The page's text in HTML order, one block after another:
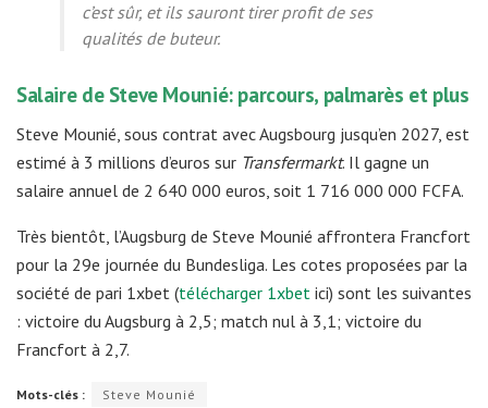
c’est sûr, et ils sauront tirer profit de ses
qualités de buteur.
Salaire de Steve Mounié: parcours, palmarès et plus
Steve Mounié, sous contrat avec Augsbourg jusqu’en 2027, est
estimé à 3 millions d’euros sur Transfermarkt. Il gagne un
salaire annuel de 2 640 000 euros, soit 1 716 000 000 FCFA.
Très bientôt, l’Augsburg de Steve Mounié affrontera Francfort
pour la 29e journée du Bundesliga. Les cotes proposées par la
société de pari 1xbet (télécharger 1xbet ici) sont les suivantes
: victoire du Augsburg à 2,5; match nul à 3,1; victoire du
Francfort à 2,7.
Mots-clés : Steve Mounié